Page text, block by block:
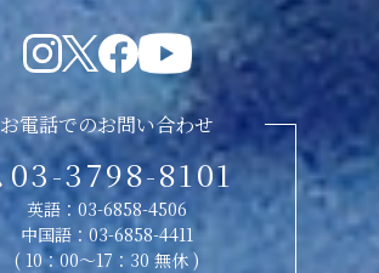
お電話でのお問い合わせ
03-3798-8101
英語：03-6858-4506
中国語： 03-6858-4411
( 10：00〜17：30 無休 )